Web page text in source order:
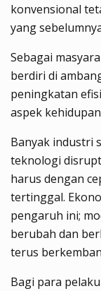
konvensional
yang
Sebagai
berdiri di
peningkatan
aspek
Banyak industri
teknologi
harus dengan
tertinggal.
pengaruh ini;
berubah dan
terus
Bagi para